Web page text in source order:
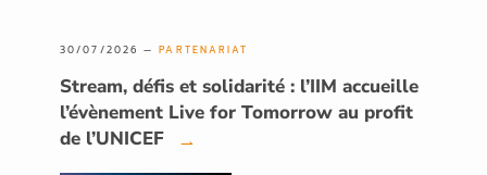
30/07/2026 —PARTENARIAT
Stream, défis et solidarité : l’IIM accueille
l’évènement Live for Tomorrow au profit
de l’UNICEF
→